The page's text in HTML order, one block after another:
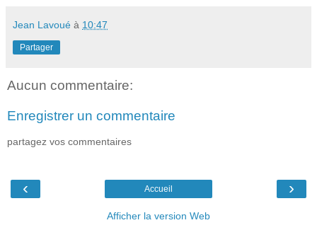
Jean Lavoué à 10:47
Partager
Aucun commentaire:
Enregistrer un commentaire
partagez vos commentaires
‹ ›
Accueil
Afficher la version Web